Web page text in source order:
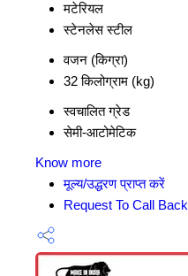
मटेरियल
स्टेनलेस स्टील
वजन (किग्रा)
32 किलोग्राम (kg)
स्वचालित ग्रेड
सेमी-आटोमेटिक
Know more
मूल्य/उद्धरण प्राप्त करें
Request To Call Back